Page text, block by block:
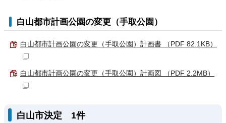
白山都市計画公園の変更（手取公園）
白山都市計画公園の変更（手取公園）計画書 （PDF 82.1KB）
白山都市計画公園の変更（手取公園）計画図 （PDF 2.2MB）
白山市決定 1件